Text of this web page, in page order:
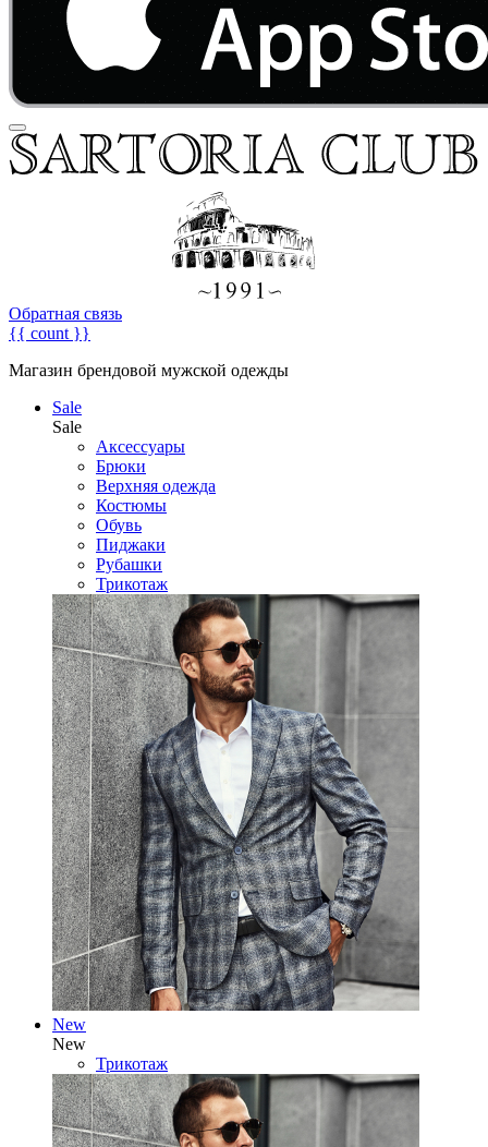
Обратная связь
{{ count }}
Магазин брендовой мужской одежды
Sale
Sale
Аксессуары
Брюки
Верхняя одежда
Костюмы
Обувь
Пиджаки
Рубашки
Трикотаж
New
New
Трикотаж